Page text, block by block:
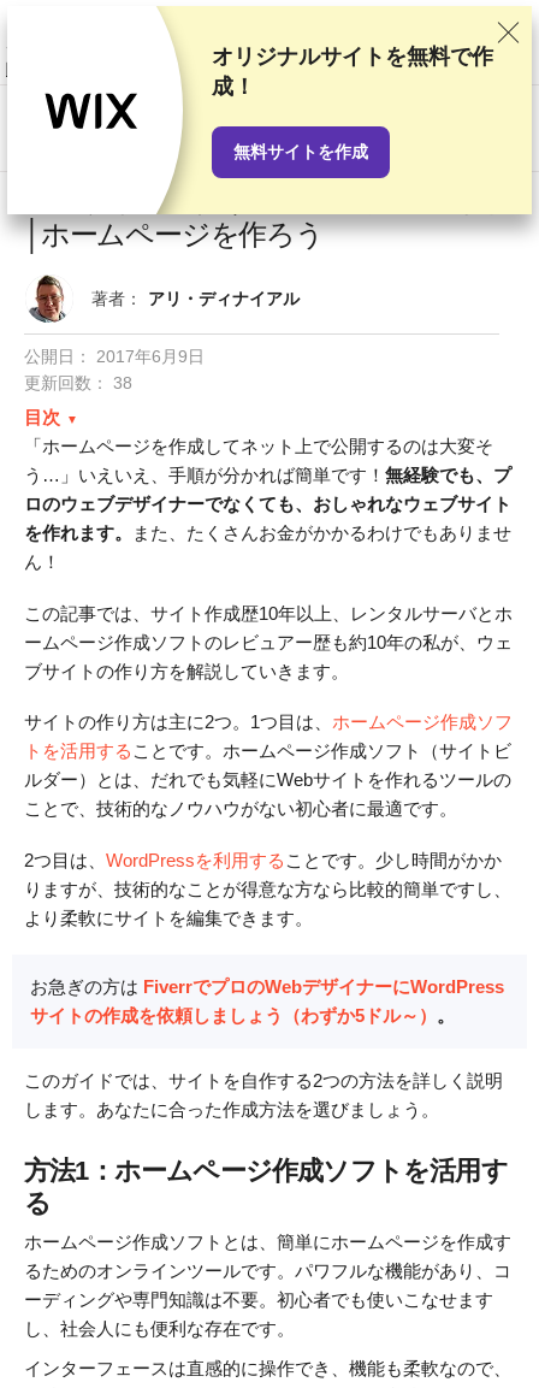
当サイトでは徹底した検証と調査をもとにおすすめランキングを作成して
いますが、読者の皆さまからのご意見やプロバイダとの商業契約も考慮し
ています。このページにはアフィリエイトリンクが含まれます。「広告に
US$
Webサイトの作り方 2026年完全ガイド
│ホームページを作ろう
著者： アリ・ディナイアル
公開日：
2017年6月9日
更新回数： 38
目次
「ホームページを作成してネット上で公開するのは大変そ
う…」いえいえ、手順が分かれば簡単です！ 無経験でも、プ
ロのウェブデザイナーでなくても、おしゃれなウェブサイト
を作れます。
また、たくさんお金がかかるわけでもありませ
ん！
この記事では、サイト作成歴10年以上、レンタルサーバとホ
ームページ作成ソフトのレビュアー歴も約10年の私が、ウェ
ブサイトの作り方を解説していきます。
サイトの作り方は主に2つ。1つ目は、 ホームページ作成ソフ
トを活用する ことです。ホームページ作成ソフト（サイトビ
ルダー）とは、だれでも気軽にWebサイトを作れるツールの
ことで、技術的なノウハウがない初心者に最適です。
2つ目は、 WordPressを利用する ことです。少し時間がかか
りますが、技術的なことが得意な方なら比較的簡単ですし、
より柔軟にサイトを編集できます。
お急ぎの方は FiverrでプロのWebデザイナーにWordPress
サイトの作成を依頼しましょう（わずか5ドル～） 。
このガイドでは、サイトを自作する2つの方法を詳しく説明
します。あなたに合った作成方法を選びましょう。
方法1：ホームページ作成ソフトを活用す
る
ホームページ作成ソフトとは、簡単にホームページを作成す
るためのオンラインツールです。パワフルな機能があり、コ
ーディングや専門知識は不要。初心者でも使いこなせます
し、社会人にも便利な存在です。
インターフェースは直感的に操作でき、機能も柔軟なので、
オリジナルサイトを無料で作
成！
無料サイトを作成